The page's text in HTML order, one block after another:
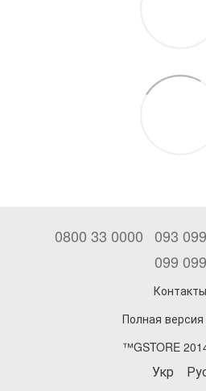
0800 33 0000 093
099
Контакты
Полная
™GSTORE
Укр